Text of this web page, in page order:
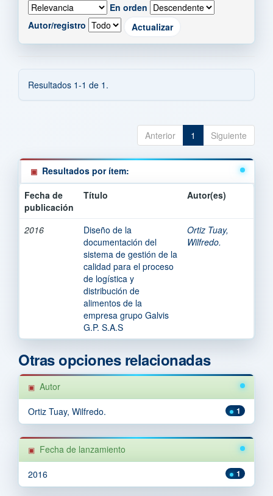
En orden
Autor/registro
Resultados 1-1 de 1.
Anterior 1 Siguiente
Resultados por ítem:
Fecha de
publicación
Título Autor(es)
2016
Diseño de la
documentación del
sistema de gestión de la
calidad para el proceso
de logística y
distribución de
alimentos de la
empresa grupo Galvis
G.P. S.A.S
Ortiz Tuay,
Wilfredo.
Otras opciones relacionadas
Autor
1
Ortiz Tuay, Wilfredo.
Fecha de lanzamiento
1
2016